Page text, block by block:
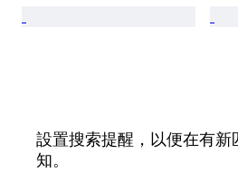
設置搜索提醒，以便在有新
知。